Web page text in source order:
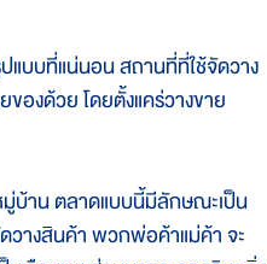
บบที่แน่นอน สถานที่ที่ใช้จัดวาง
องด้วย โดยตั้งแคร่วางขาย
บ้าน ตลาดแบบนี้มีลักษณะเป็น
วางสินค้า พวกพ่อค้าแม่ค้า จะ